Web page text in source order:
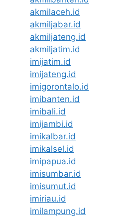
akmilaceh.id
akmiljabar.id
akmiljateng.id
akmiljatim.id
imijatim.id
imijateng.id
imigorontalo.id
imibanten.id
imibali.id
imijambi.id
imikalbar.id
imikalsel.id
imipapua.id
imisumbar.id
imisumut.id
imiriau.id
imilampung.id